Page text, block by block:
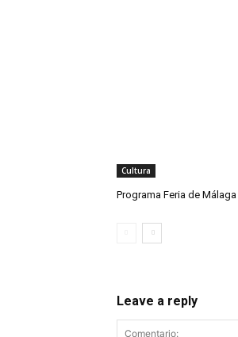
Cultura
Programa Feria de
Leave a reply